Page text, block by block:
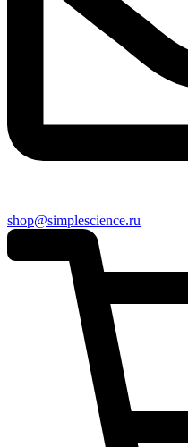
shop@simplescience.ru